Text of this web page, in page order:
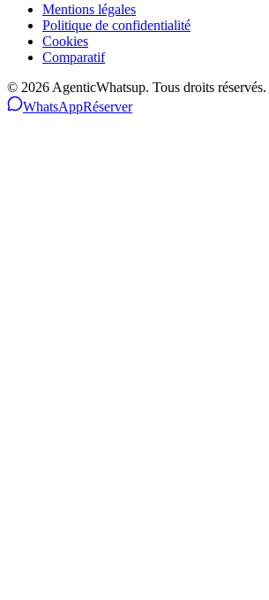
Mentions légales
Politique de confidentialité
Cookies
Comparatif
© 2026 AgenticWhatsup. Tous droits réservés.
WhatsAppRéserver